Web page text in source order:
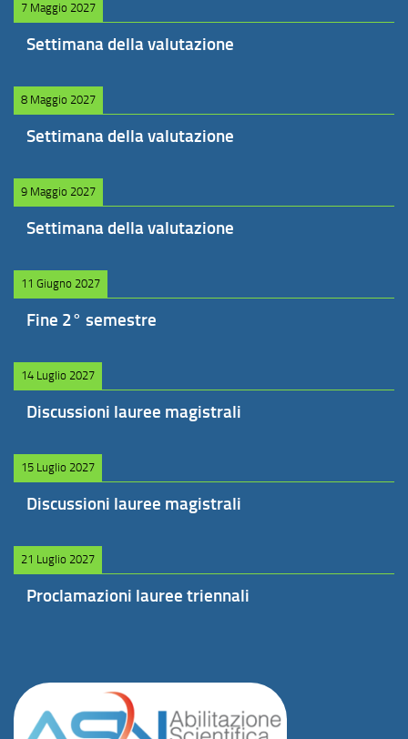
7 Maggio 2027
Settimana della valutazione
8 Maggio 2027
Settimana della valutazione
9 Maggio 2027
Settimana della valutazione
11 Giugno 2027
Fine 2° semestre
14 Luglio 2027
Discussioni lauree magistrali
15 Luglio 2027
Discussioni lauree magistrali
21 Luglio 2027
Proclamazioni lauree triennali